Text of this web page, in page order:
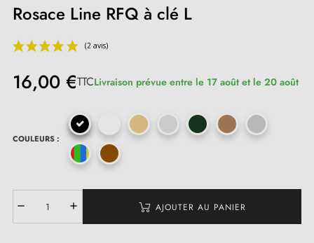
Rosace Line RFQ à clé L
(2 avis)
16,00 €TTCLivraison prévue entre le 17 août et le 20 août
COULEURS :
AJOUTER AU PANIER